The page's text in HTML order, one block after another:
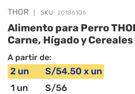
THOR SKU: 20186106
Alimento para Perro
Carne, Hígado y Cereales
A partir de:
2 un S/54.50 x un
1 un S/56